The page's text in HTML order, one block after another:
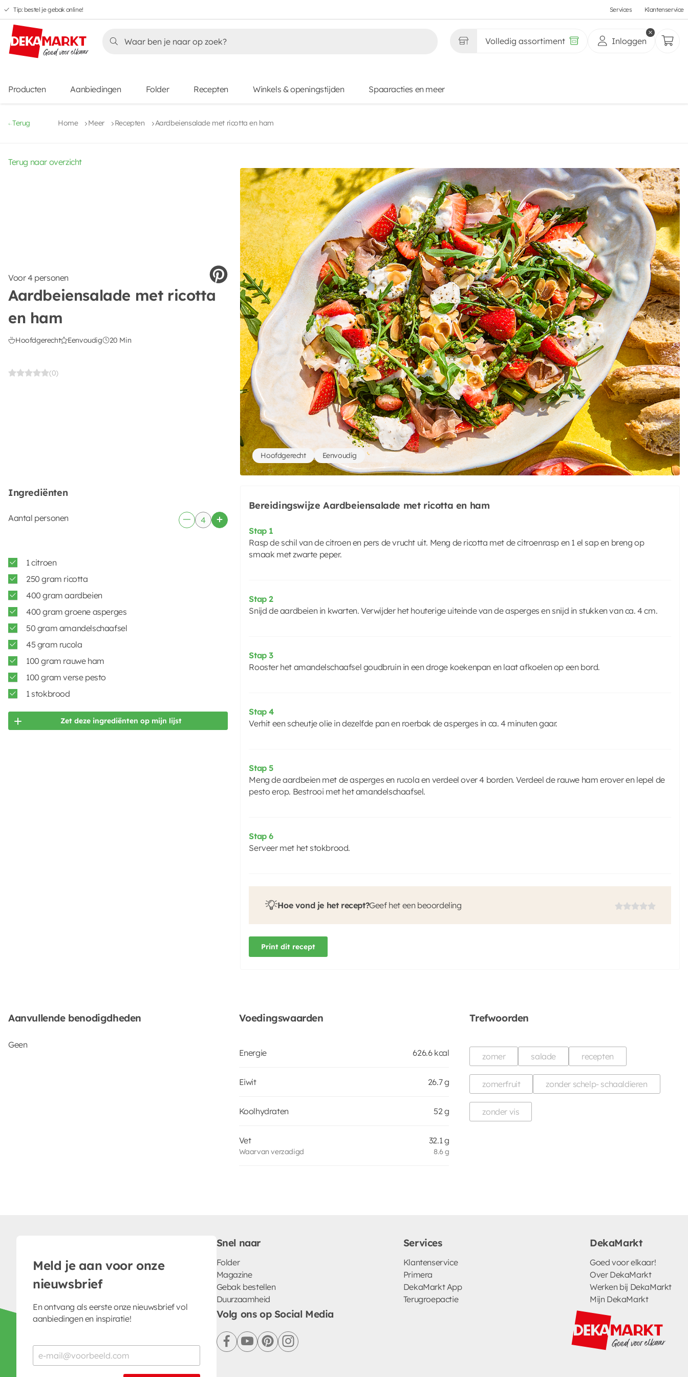
Overslaan
naar
hoofdnavigatie
Overslaan
naar
hoofdinhoud
Overslaan
naar
voettekstinhoud
Overslaan
naar
aanbiedingen
Tip: bestel je gebak online! Services Klantenservice
Volledig assortiment Inloggen
Producten Aanbiedingen Folder Recepten Winkels & openingstijden Spaaracties en meer
Terug Home Meer Recepten Aardbeiensalade met ricotta en ham
Terug naar overzicht
Voor 4 personen
Aardbeiensalade met ricotta
en ham
Hoofdgerecht Eenvoudig 20 Min
(0)
Hoofdgerecht Eenvoudig
Ingrediënten
Aantal personen
1 citroen
250 gram ricotta
400 gram aardbeien
400 gram groene asperges
50 gram amandelschaafsel
45 gram rucola
100 gram rauwe ham
100 gram verse pesto
1 stokbrood
Zet deze ingrediënten op mijn lijst
Bereidingswijze Aardbeiensalade met ricotta en ham
Stap 1
Rasp de schil van de citroen en pers de vrucht uit. Meng de ricotta met de citroenrasp en 1 el sap en breng op
smaak met zwarte peper.
Stap 2
Snijd de aardbeien in kwarten. Verwijder het houterige uiteinde van de asperges en snijd in stukken van ca. 4 cm.
Stap 3
Rooster het amandelschaafsel goudbruin in een droge koekenpan en laat afkoelen op een bord.
Stap 4
Verhit een scheutje olie in dezelfde pan en roerbak de asperges in ca. 4 minuten gaar.
Stap 5
Meng de aardbeien met de asperges en rucola en verdeel over 4 borden. Verdeel de rauwe ham erover en lepel de
pesto erop. Bestrooi met het amandelschaafsel.
Stap 6
Serveer met het stokbrood.
Hoe vond je het recept?Geef het een beoordeling
Print dit recept
Aanvullende benodigdheden
Geen
Voedingswaarden
Energie 626.6 kcal
Eiwit 26.7 g
Koolhydraten 52 g
Vet 32.1 g
Waarvan verzadigd 8.6 g
Trefwoorden
zomer salade recepten
zomerfruit zonder schelp- schaaldieren
zonder vis
Meld je aan voor onze
nieuwsbrief
En ontvang als eerste onze nieuwsbrief vol
aanbiedingen en inspiratie!
Snel naar
Folder
Magazine
Gebak bestellen
Duurzaamheid
Services
Klantenservice
Primera
DekaMarkt App
Terugroepactie
DekaMarkt
Goed voor elkaar!
Over DekaMarkt
Werken bij DekaMarkt
Mijn DekaMarkt
Volg ons op Social Media
facebookyoutubepinterestinstagram